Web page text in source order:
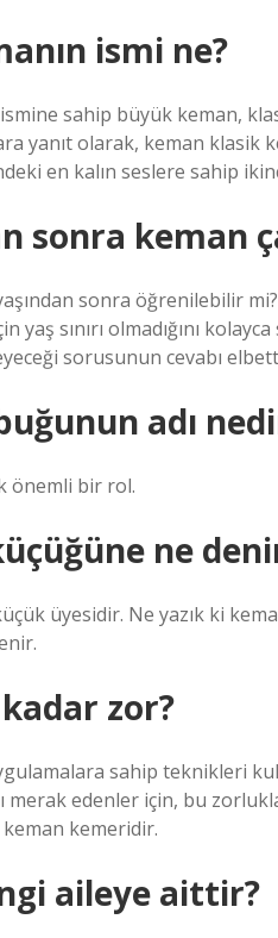
ismi ne?
sahip büyük keman,
yanıt olarak, keman
en kalın seslere sahip
sonra keman
sonra öğrenilebilir
yaş sınırı olmadığını
sorusunun cevabı
adı
önemli bir rol.
ne
üyesidir. Ne yazık ki
zor?
sahip teknikleri
merak edenler için, bu
kemeridir.
aileye aittir?